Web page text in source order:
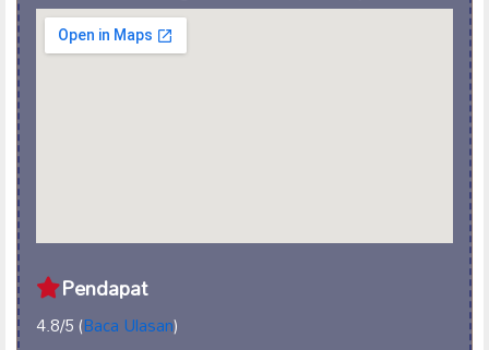
Pendapat
4.8/5 (Baca Ulasan)